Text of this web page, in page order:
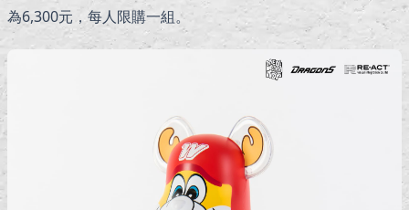
為6,300元，每人限購一組。